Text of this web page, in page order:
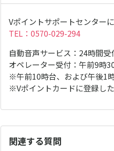
Vポイントサポートセンター
TEL：0570-029-294
自動音声サービス：24時間受
オペレーター受付：午前9時
※午前10時台、および午後1
※Vポイントカードに登録し
関連する質問